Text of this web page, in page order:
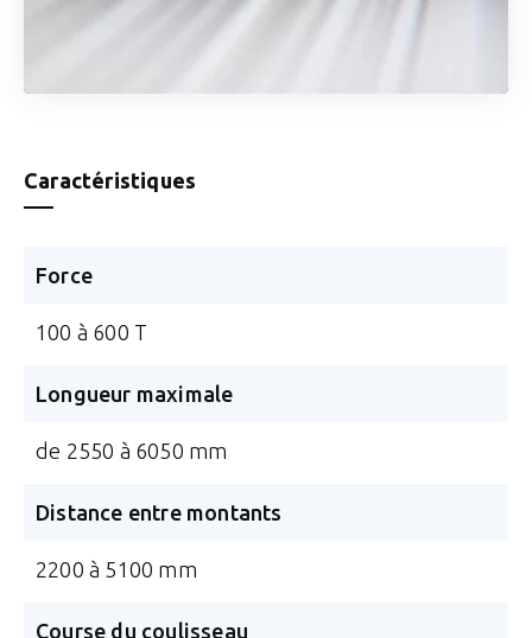
Caractéristiques
Force
100 à 600 T
Longueur maximale
de 2550 à 6050 mm
Distance entre montants
2200 à 5100 mm
Course du coulisseau